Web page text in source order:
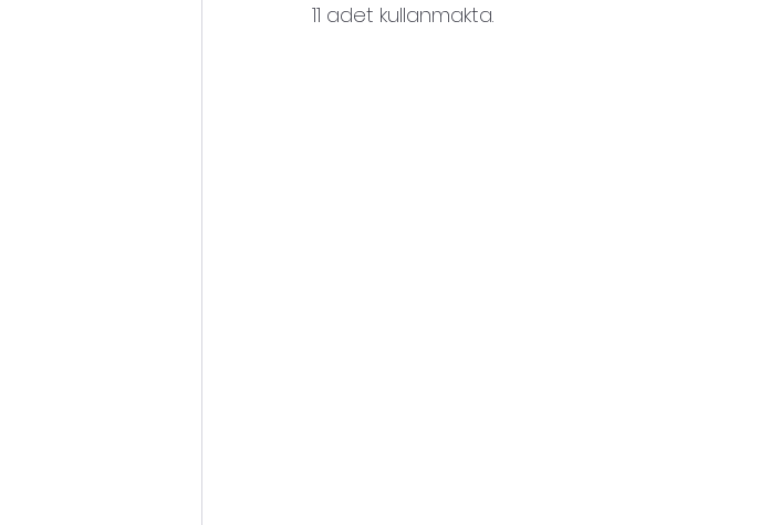
11 adet kullanmakta.